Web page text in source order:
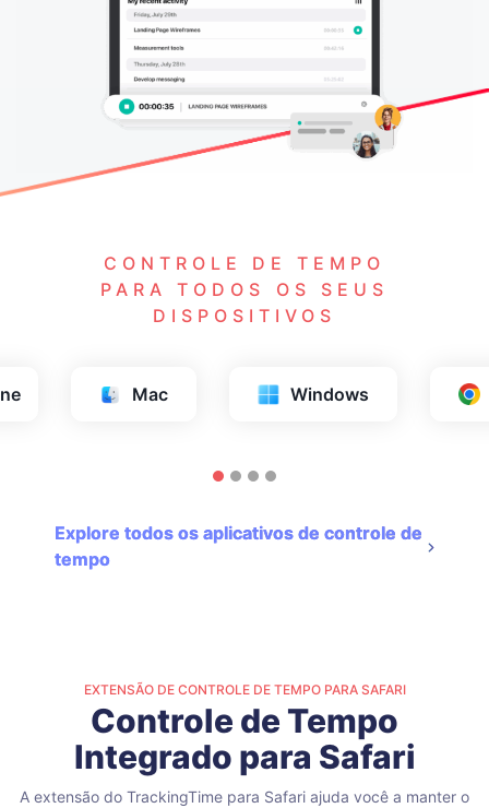
CONTROLE DE TEMPO
PARA TODOS OS SEUS
DISPOSITIVOS
Chrome Firefox
Explore todos os aplicativos de controle de
tempo
EXTENSÃO DE CONTROLE DE TEMPO PARA SAFARI
Controle de Tempo
Integrado para Safari
A extensão do TrackingTime para Safari ajuda você a manter o